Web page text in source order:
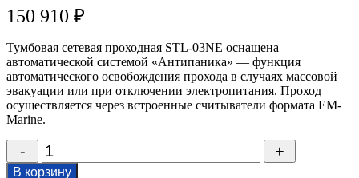
150 910 ₽
Тумбовая сетевая проходная STL-03NE оснащена
автоматической системой «Антипаника» — функция
автоматического освобождения прохода в случаях массовой
эвакуации или при отключении электропитания. Проход
осуществляется через встроенные считыватели формата EM-
Marine.
Количество
товара
Тумбовая
В корзину